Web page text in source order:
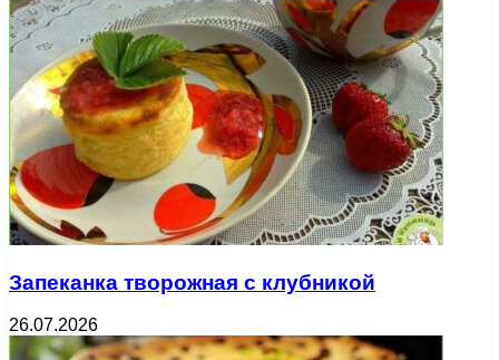
Запеканка творожная с клубникой
26.07.2026